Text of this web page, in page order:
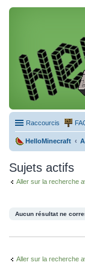
Raccourcis
HelloMinecraft
Sujets actifs
Aller sur la recherche
Aucun résultat ne
Aller sur la recherche